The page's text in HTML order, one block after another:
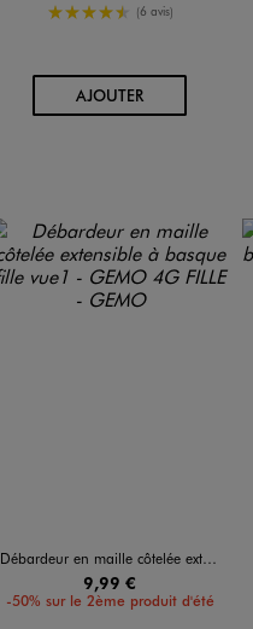
4.5/5 de moyenne
(6 avis)
AJOUTERAU PANIER
Débardeur en maille côtelée extensible à basque fille
9,99 €
-50% sur le 2ème produit d'été